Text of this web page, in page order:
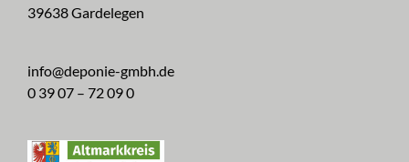
39638 Gardelegen
info@deponie-gmbh.de
0 39 07 – 72 09 0